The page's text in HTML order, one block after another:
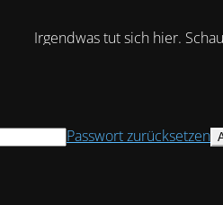
Irgendwas tut sich hier.
Passwort zurücksetzen